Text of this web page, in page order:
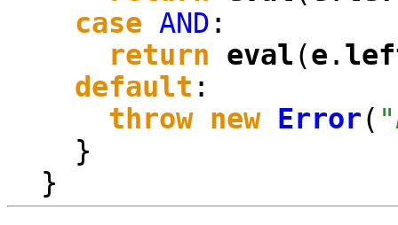
case AND :
return
eval(e .
default :
throw new Error(
}
}